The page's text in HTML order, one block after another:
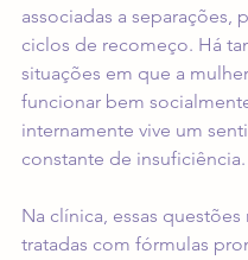
associadas a separações,
ciclos de recomeço. Há
situações em que a
funcionar bem
internamente vive um
constante de insuficiência.
Na clínica, essas questões
tratadas com fórmulas